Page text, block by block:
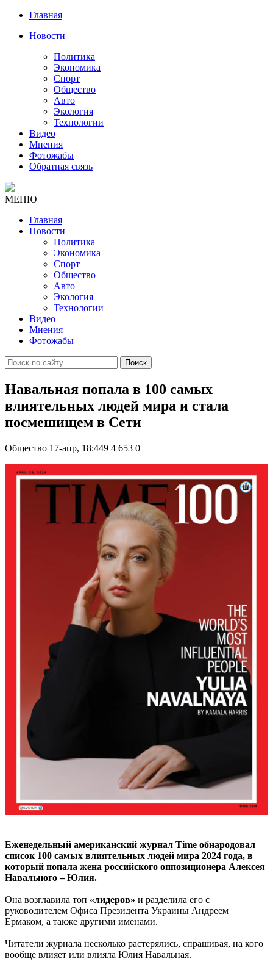
Главная
Новости
Политика
Экономика
Спорт
Общество
Авто
Экология
Технологии
Видео
Мнения
Фотожабы
Обратная связь
МЕНЮ
Главная
Новости
Политика
Экономика
Спорт
Общество
Авто
Экология
Технологии
Видео
Мнения
Фотожабы
Поиск
Навальная попала в 100 самых
влиятельных людей мира и стала
посмешищем в Сети
Общество 17-апр, 18:449 4 653 0
Еженедельный американский журнал Time обнародовал
список 100 самых влиятельных людей мира 2024 года, в
который попала жена российского оппозиционера Алексея
Навального – Юлия.
Она возглавила топ «лидеров» и разделила его с
руководителем Офиса Президента Украины Андреем
Ермаком, а также другими именами.
Читатели журнала несколько растерялись, спрашивая, на кого
вообще влияет или влияла Юлия Навальная.